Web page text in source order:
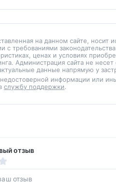
на данном сайте, носит
с требованиями
ценах и условиях
Администрация сайта не
данные напрямую у
информации или
службу поддержки.
отзыв